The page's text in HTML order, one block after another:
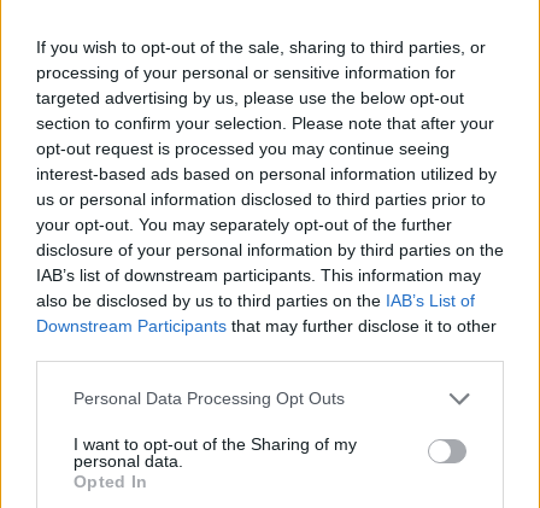
If you wish to opt-out of the sale, sharing to third parties, or
processing of your personal or sensitive information for
targeted advertising by us, please use the below opt-out
section to confirm your selection. Please note that after your
opt-out request is processed you may continue seeing
interest-based ads based on personal information utilized by
us or personal information disclosed to third parties prior to
your opt-out. You may separately opt-out of the further
disclosure of your personal information by third parties on the
IAB’s list of downstream participants. This information may
also be disclosed by us to third parties on the IAB’s List of
Downstream Participants that may further disclose it to other
Please note that this website/app uses one or more Google
not limited to your visit or usage behaviour. You may click to
grant or deny consent to Google and its third-party tags to
use your data for below specified purposes in below Google
Personal Data Processing Opt Outs
I want to opt-out of the Sharing of my
personal data.
Opted In
Comunio’ya sor: Altay’ı form düşüklüğü nedeniyle satmalı mıyım?
10/11/2022 Yazar Rıdvan Kutlu|
Milli kaleci sezona facia bir giriş yaptı. Bir kaleci için yüksek sayılacak
değeri olduğundan satmak fikri bir çok kullanıcının aklından geçiyordur
haklı olarak.
Devam oku »